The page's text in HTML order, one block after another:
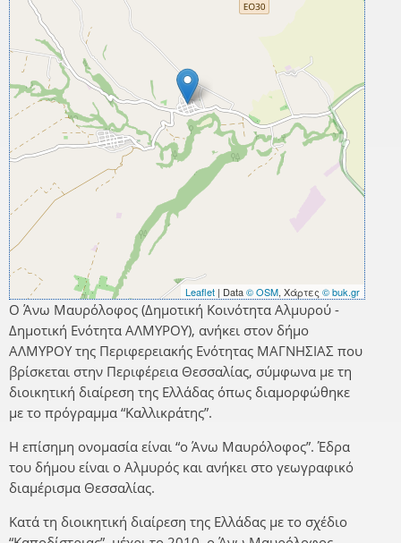
Leaflet | Data© OSM, Χάρτες © buk.gr
Ο Άνω Μαυρόλοφος (Δημοτική Κοινότητα Αλμυρού -
Δημοτική Ενότητα ΑΛΜΥΡΟΥ), ανήκει στον δήμο
ΑΛΜΥΡΟΥ της Περιφερειακής Ενότητας ΜΑΓΝΗΣΙΑΣ που
βρίσκεται στην Περιφέρεια Θεσσαλίας, σύμφωνα με τη
διοικητική διαίρεση της Ελλάδας όπως διαμορφώθηκε
με το πρόγραμμα “Καλλικράτης”.
Η επίσημη ονομασία είναι “ο Άνω Μαυρόλοφος”. Έδρα
του δήμου είναι ο Αλμυρός και ανήκει στο γεωγραφικό
διαμέρισμα Θεσσαλίας.
Κατά τη διοικητική διαίρεση της Ελλάδας με το σχέδιο